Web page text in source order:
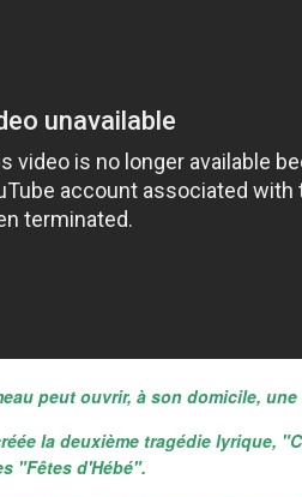
peut ouvrir, à son domicile,
la deuxième tragédie lyrique,
"Fêtes d'Hébé".